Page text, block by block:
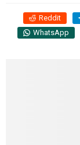
Reddit
WhatsApp